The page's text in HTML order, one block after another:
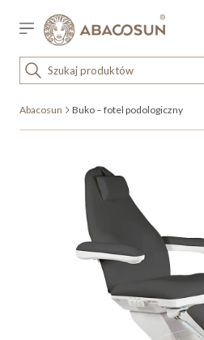
Sklep detaliczny
OUTLET
KOSMETYKI
Abacosun Buko – fotel podologiczny